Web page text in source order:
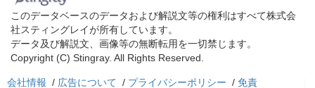
このデータベースのデータおよび解説文等の権利はすべて株式会
社スティングレイが所有しています。
データ及び解説文、画像等の無断転用を一切禁じます。
Copyright (C) Stingray. All Rights Reserved.
会社情報 / 広告について / プライバシーポリシー / 免責